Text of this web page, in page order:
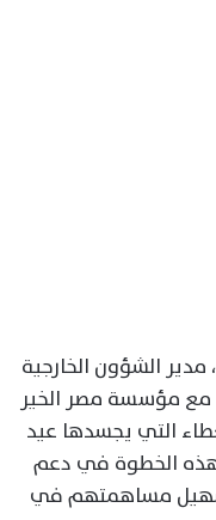
الشؤون الخارجية
مع مؤسسة مصر الخير
التي يجسدها عيد
هذه الخطوة في دعم
تسهيل مساهمتهم في